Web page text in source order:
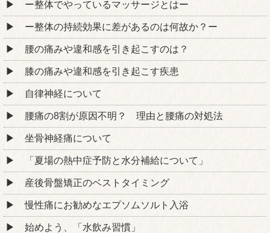
ー整体でやっているマッサージとはー
ー整体の持続効果に差があるのは何故か？ー
腰の痛みや違和感を引き起こすのは？
膝の痛みや違和感を引き起こす疾患
自律神経について
腰痛の8割が原因不明？ 理由と腰痛の対処法
坐骨神経痛について
「夏場の熱中症予防と水分補給について」
産後骨盤矯正のベストタイミング
慢性痛にお勧めなエプソムソルト入浴
始めよう、「水飲み習慣」